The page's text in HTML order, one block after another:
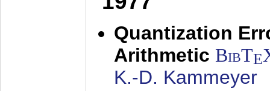
Quantization
Arithmetic BibTE
K.-D. Kammeyer